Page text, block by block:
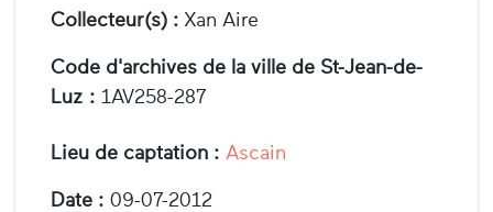
Collecteur(s) : Xan Aire
Code d'archives de la ville de St-Jean-de-
Luz : 1AV258-287
Lieu de captation : Ascain
Date : 09-07-2012